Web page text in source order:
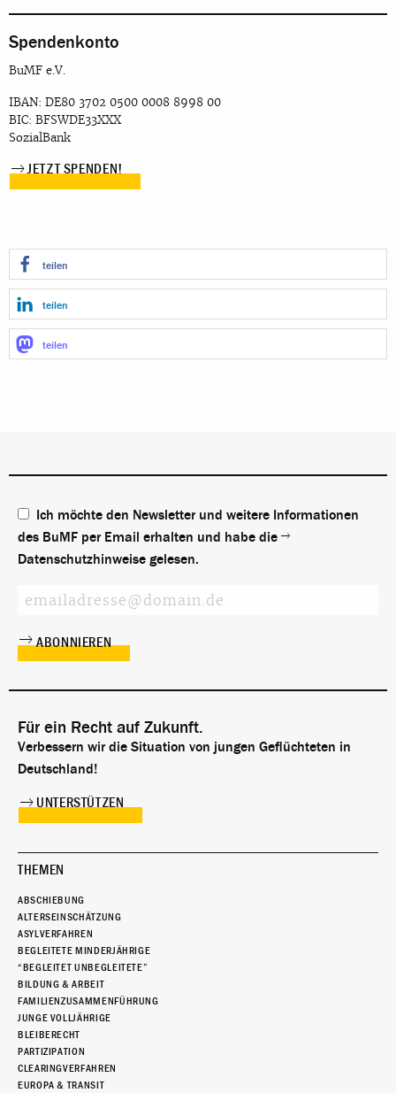
Spendenkonto
BuMF e.V.
IBAN: DE80 3702 0500 0008 8998 00
BIC: BFSWDE33XXX
SozialBank
JETZT SPENDEN!
teilen
teilen
teilen
Ich möchte den Newsletter und weitere Informationen
des BuMF per Email erhalten und habe die
Datenschutzhinweise gelesen.
Für ein Recht auf Zukunft.
Verbessern wir die Situation von jungen Geflüchteten in
Deutschland!
UNTERSTÜTZEN
THEMEN
ABSCHIEBUNG
ALTERSEINSCHÄTZUNG
ASYLVERFAHREN
BEGLEITETE MINDERJÄHRIGE
“BEGLEITET UNBEGLEITETE”
BILDUNG & ARBEIT
FAMILIENZUSAMMENFÜHRUNG
JUNGE VOLLJÄHRIGE
BLEIBERECHT
PARTIZIPATION
CLEARINGVERFAHREN
EUROPA & TRANSIT